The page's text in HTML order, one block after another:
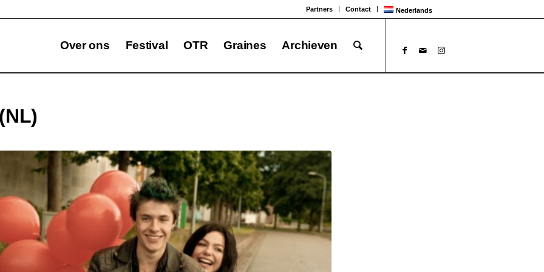
Partners Contact Nederlands
Over ons Festival OTR Graines Archieven